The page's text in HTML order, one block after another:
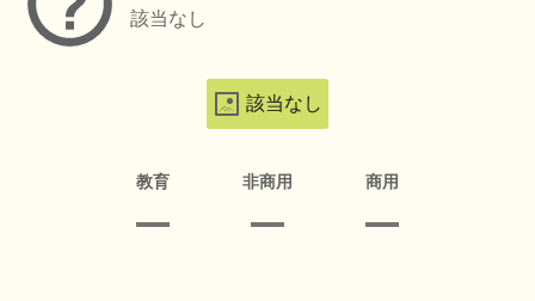
該当なし
該当なし
教育 非商用 商用